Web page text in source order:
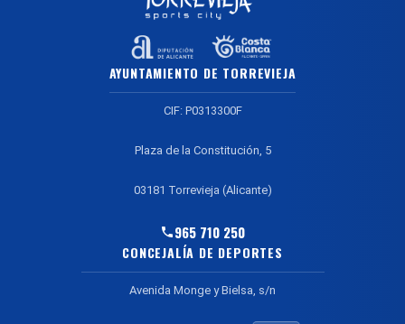
AYUNTAMIENTO DE TORREVIEJA
CIF: P0313300F
Plaza de la Constitución, 5
03181 Torrevieja (Alicante)
965 710 250
CONCEJALÍA DE DEPORTES
Avenida Monge y Bielsa, s/n